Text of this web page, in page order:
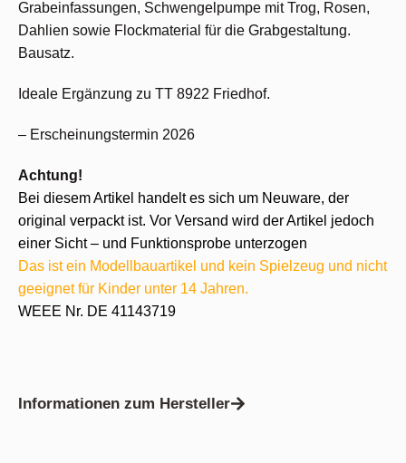
Grabeinfassungen, Schwengelpumpe mit Trog, Rosen,
Dahlien sowie Flockmaterial für die Grabgestaltung.
Bausatz.
Ideale Ergänzung zu TT 8922 Friedhof.
– Erscheinungstermin 2026
Achtung!
Bei diesem Artikel handelt es sich um Neuware, der
original verpackt ist. Vor Versand wird der Artikel jedoch
einer Sicht – und Funktionsprobe unterzogen
Das ist ein Modellbauartikel und kein Spielzeug und nicht
geeignet für Kinder unter 14 Jahren.
WEEE Nr. DE 41143719
Informationen zum Hersteller